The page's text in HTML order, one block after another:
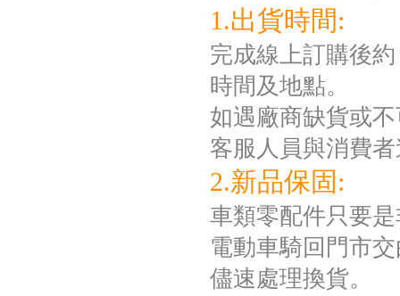
1.出貨時間:
完成線上訂購後
時間及地點。
如遇廠商缺貨或
客服人員與消費
2.新品保固:
車類零配件只要
電動車騎回門市
儘速處理換貨。